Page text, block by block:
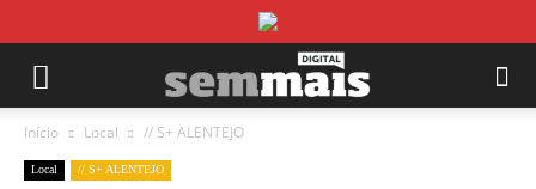
Início Local // S+ ALENTEJO
Local // S+ ALENTEJO